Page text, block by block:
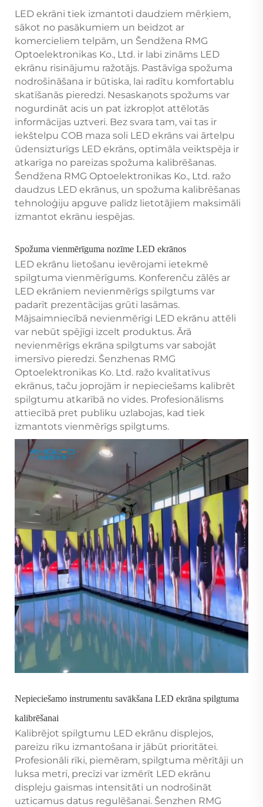
LED ekrāni tiek izmantoti daudziem mērķiem,
sākot no pasākumiem un beidzot ar
komercieliem telpām, un Šendžena RMG
Optoelektronikas Ko., Ltd. ir labi zināms LED
ekrānu risinājumu ražotājs. Pastāvīga spožuma
nodrošināšana ir būtiska, lai radītu komfortablu
skatīšanās pieredzi. Nesaskaņots spožums var
nogurdināt acis un pat izkropļot attēlotās
informācijas uztveri. Bez svara tam, vai tas ir
iekštelpu COB maza soli LED ekrāns vai ārtelpu
ūdensizturīgs LED ekrāns, optimāla veiktspēja ir
atkarīga no pareizas spožuma kalibrēšanas.
Šendžena RMG Optoelektronikas Ko., Ltd. ražo
daudzus LED ekrānus, un spožuma kalibrēšanas
tehnoloģiju apguve palīdz lietotājiem maksimāli
izmantot ekrānu iespējas.
Spožuma vienmērīguma nozīme LED ekrānos
LED ekrānu lietošanu ievērojami ietekmē
spilgtuma vienmērīgums. Konferenču zālēs ar
LED ekrāniem nevienmērīgs spilgtums var
padarīt prezentācijas grūti lasāmas.
Mājsaimniecībā nevienmērīgi LED ekrānu attēli
var nebūt spējīgi izcelt produktus. Ārā
nevienmērīgs ekrāna spilgtums var sabojāt
imersīvo pieredzi. Šenzhenas RMG
Optoelektronikas Ko. Ltd. ražo kvalitatīvus
ekrānus, taču joprojām ir nepieciešams kalibrēt
spilgtumu atkarībā no vides. Profesionālisms
attiecībā pret publiku uzlabojas, kad tiek
izmantots vienmērīgs spilgtums.
Nepieciešamo instrumentu savākšana LED ekrāna spilgtuma
kalibrēšanai
Kalibrējot spilgtumu LED ekrānu displejos,
pareizu rīku izmantošana ir jābūt prioritātei.
Profesionāli rīki, piemēram, spilgtuma mērītāji un
luksa metri, precīzi var izmērīt LED ekrānu
displeju gaismas intensitāti un nodrošināt
uzticamus datus regulēšanai. Šenzhen RMG